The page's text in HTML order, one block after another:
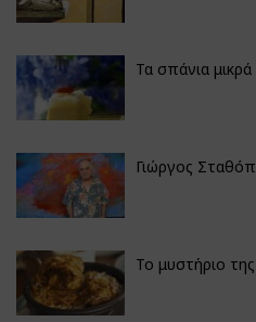
Τα σπάνια μικρά
Γιώργος
Το μυστήριο